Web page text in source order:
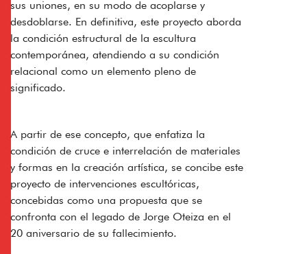
sus uniones, en su modo de acoplarse y
desdoblarse. En definitiva, este proyecto aborda
la condición estructural de la escultura
contemporánea, atendiendo a su condición
relacional como un elemento pleno de
significado.
A partir de ese concepto, que enfatiza la
condición de cruce e interrelación de materiales
y formas en la creación artística, se concibe este
proyecto de intervenciones escultóricas,
concebidas como una propuesta que se
confronta con el legado de Jorge Oteiza en el
20 aniversario de su fallecimiento.